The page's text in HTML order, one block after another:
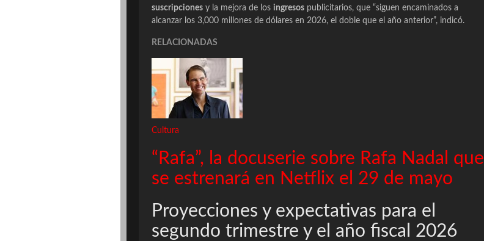
suscripciones y la mejora de los ingresos publicitarios, que “siguen encaminados a
alcanzar los 3,000 millones de dólares en 2026, el doble que el año anterior”, indicó.
RELACIONADAS
Cultura
“Rafa”, la docuserie sobre Rafa Nadal que
se estrenará en Netflix el 29 de mayo
Proyecciones y expectativas para el
segundo trimestre y el año fiscal 2026